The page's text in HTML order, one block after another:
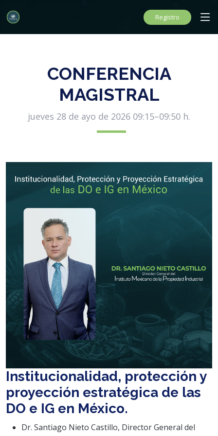
Registro
CONFERENCIA
MAGISTRAL
jueves 28 de ayo de 2026 09:15–09:50 h.
Institucionalidad, protección y
proyección estratégica de las
DO e IG en México.
Dr. Santiago Nieto Castillo, Director General del